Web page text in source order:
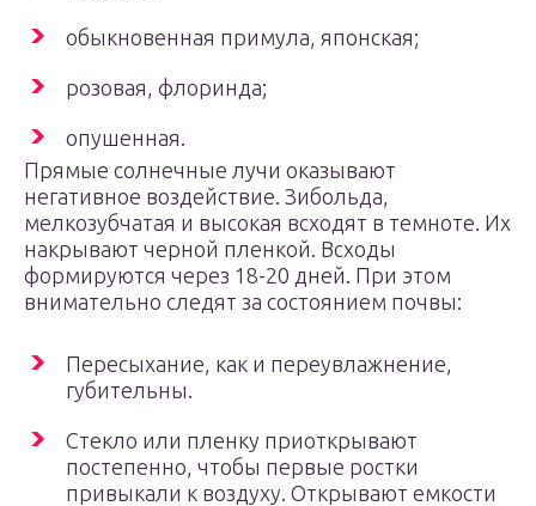
обыкновенная примула, японская;
розовая, флоринда;
опушенная.
Прямые солнечные лучи оказывают
негативное воздействие. Зибольда,
мелкозубчатая и высокая всходят в темноте. Их
накрывают черной пленкой. Всходы
формируются через 18-20 дней. При этом
внимательно следят за состоянием почвы:
Пересыхание, как и переувлажнение,
губительны.
Стекло или пленку приоткрывают
постепенно, чтобы первые ростки
привыкали к воздуху. Открывают емкости